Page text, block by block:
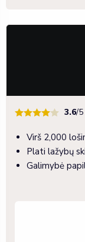
3.6/5
Virš 2,000
Plati lažybų
Galimybė